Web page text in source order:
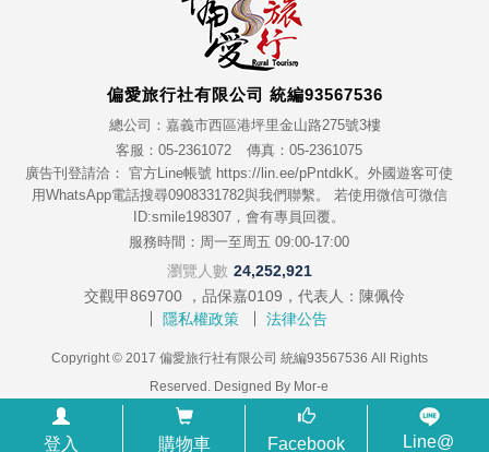
偏愛旅行社有限公司 統編93567536
總公司：嘉義市西區港坪里金山路275號3樓
客服：05-2361072
傳真：05-2361075
廣告刊登請洽： 官方Line帳號 https://lin.ee/pPntdkK。外國遊客可使
用WhatsApp電話搜尋0908331782與我們聯繫。 若使用微信可微信
ID:smile198307，會有專員回覆。
服務時間：周一至周五 09:00-17:00
瀏覽人數 24,252,921
交觀甲869700 ，品保嘉0109，代表人：陳佩伶
隱私權政策
法律公告
Copyright © 2017 偏愛旅行社有限公司 統編93567536 All Rights
Reserved. Designed By Mor-e
登入 購物車 Facebook Line@